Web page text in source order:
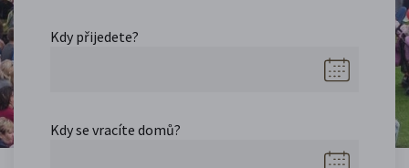
Kdy přijedete?
Kdy se vracíte domů?